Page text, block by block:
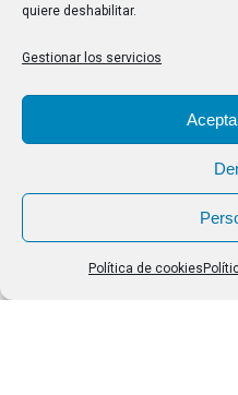
quiere deshabilitar.
Gestionar los servicios
Política de cookies
Buscar:
Aviso Legal|Política de